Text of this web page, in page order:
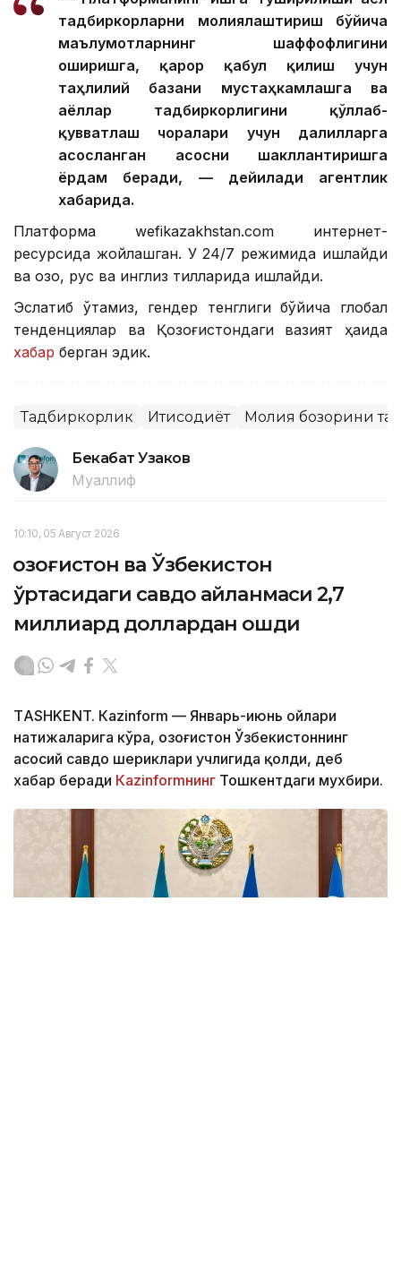
тадбиркорларни молиялаштириш бўйича
маълумотларнинг шаффофлигини
оширишга, қарор қабул қилиш учун
таҳлилий базани мустаҳкамлашга ва
аёллар тадбиркорлигини қўллаб-
қувватлаш чоралари учун далилларга
асосланган асосни шакллантиришга
ёрдам беради, — дейилади агентлик
хабарида.
Платформа wefikazakhstan.com интернет-
ресурсида жойлашган. У 24/7 режимида ишлайди
ва қозоқ, рус ва инглиз тилларида ишлайди.
Эслатиб ўтамиз, гендер тенглиги бўйича глобал
тенденциялар ва Қозоғистондаги вазият ҳақида
хабар берган эдик.
Тадбиркорлик Иқтисодиёт Молия бозорини
Бекабат Узаков
Муаллиф
10:10, 05 Август 2026
Қозоғистон ва Ўзбекистон
ўртасидаги савдо айланмаси 2,7
миллиард доллардан ошди
ТASHKENT. Кazinform — Январь-июнь ойлари
натижаларига кўра, Қозоғистон Ўзбекистоннинг
асосий савдо шериклари учлигида қолди, деб
хабар беради Кazinformнинг Тошкентдаги мухбири.